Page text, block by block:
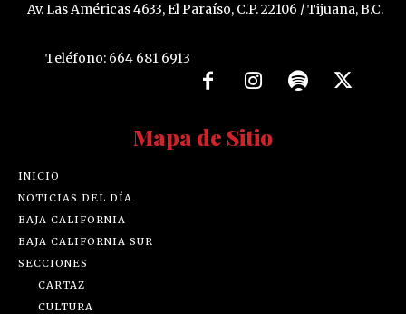
Av. Las Américas 4633, El Paraíso, C.P. 22106 / Tijuana, B.C.
Teléfono: 664 681 6913
Mapa de Sitio
INICIO
NOTICIAS DEL DÍA
BAJA CALIFORNIA
BAJA CALIFORNIA SUR
SECCIONES
CARTAZ
CULTURA